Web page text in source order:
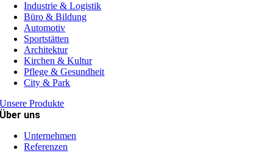
Industrie & Logistik
Büro & Bildung
Automotiv
Sportstätten
Architektur
Kirchen & Kultur
Pflege & Gesundheit
City & Park
Unsere Produkte
Über uns
Unternehmen
Referenzen